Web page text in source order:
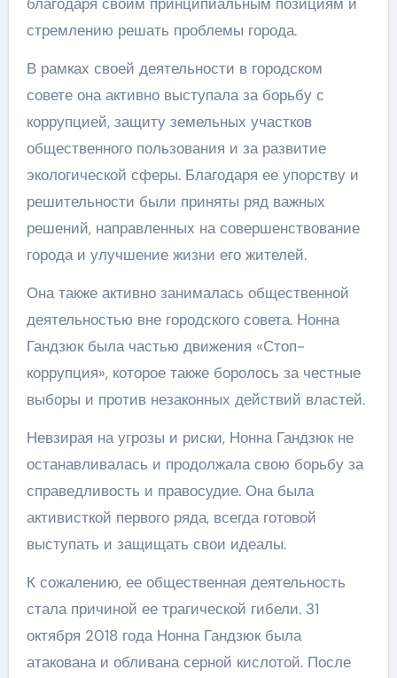
стремлению решать проблемы города.
В рамках своей деятельности в городском
совете она активно выступала за борьбу с
коррупцией, защиту земельных участков
общественного пользования и за развитие
экологической сферы. Благодаря ее упорству и
решительности были приняты ряд важных
решений, направленных на совершенствование
города и улучшение жизни его жителей.
Она также активно занималась общественной
деятельностью вне городского совета. Нонна
Гандзюк была частью движения «Стоп-
коррупция», которое также боролось за честные
выборы и против незаконных действий властей.
Невзирая на угрозы и риски, Нонна Гандзюк не
останавливалась и продолжала свою борьбу за
справедливость и правосудие. Она была
активисткой первого ряда, всегда готовой
выступать и защищать свои идеалы.
К сожалению, ее общественная деятельность
стала причиной ее трагической гибели. 31
октября 2018 года Нонна Гандзюк была
атакована и обливана серной кислотой. После